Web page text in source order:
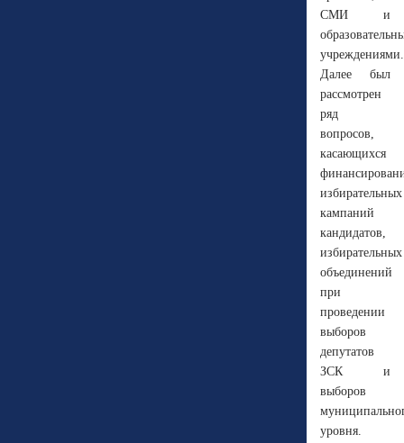
СМИ и
учреждениями.
Далее был
рассмотрен
ряд
вопросов,
касающихся
избирательных
кампаний
кандидатов,
избирательных
объединений
при
проведении
выборов
депутатов
ЗСК и
выборов
уровня.